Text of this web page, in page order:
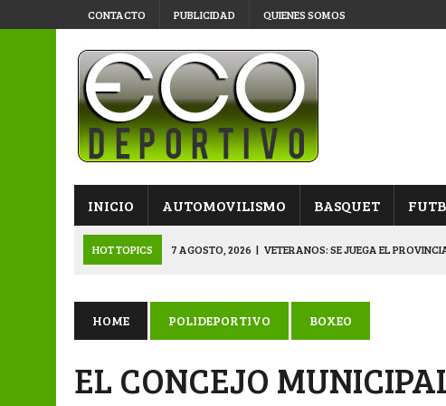
CONTACTO PUBLICIDAD QUIENES SOMOS
INICIO AUTOMOVILISMO BASQUET
HOT TOPICS 7 AGOSTO, 2026 | VETERANOS: SE JUEGA EL
6 AGOSTO, 2026 | SUB 20: TRIUNFO Y CLASIFICACIÓN DE LOS
8 AGOSTO, 2026 | PRIMERA B: EL “GALLITO” Y EL “DECANO”, DUELO
HOME POLIDEPORTIVO BOXEO
EL CONCEJO